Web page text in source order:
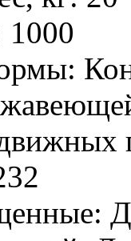
1000
:
: